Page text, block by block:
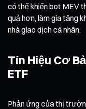
có thể khiến bot MEV
quả hơn, làm gia tăng
nhà giao dịch cá nhân.
Tín Hiệu Cơ
ETF
Phản ứng của thị